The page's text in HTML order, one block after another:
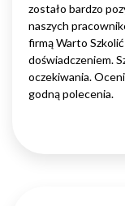
zostało bardzo
naszych
firmą Warto
doświadczeniem.
oczekiwania.
godną polecenia.